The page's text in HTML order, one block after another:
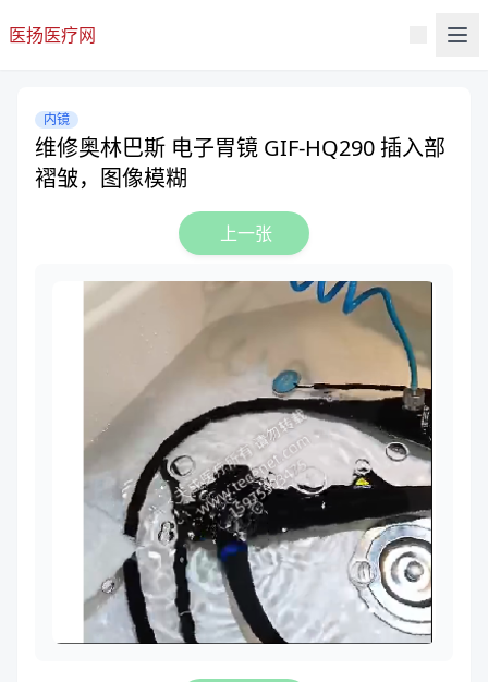
医扬医疗网
内镜
维修奥林巴斯 电子胃镜 GIF-HQ290 插入部
褶皱，图像模糊
上一张